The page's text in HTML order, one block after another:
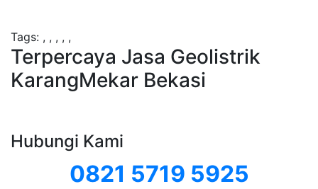
Tags: , , , , ,
Terpercaya Jasa Geolistrik
KarangMekar Bekasi
Hubungi Kami
0821 5719 5925